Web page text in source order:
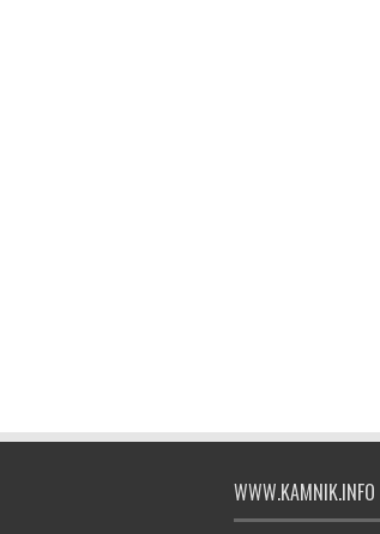
WWW.KAMNIK.INFO